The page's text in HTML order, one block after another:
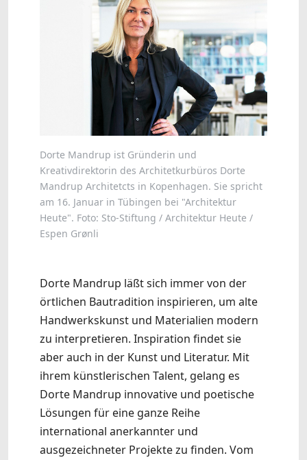
Dorte Mandrup ist Gründerin und
Kreativdirektorin des Architetkurbüros Dorte
Mandrup Architetcts in Kopenhagen. Sie spricht
am 16. Januar in Tübingen bei "Architektur
Heute". Foto: Sto-Stiftung / Architektur Heute /
Espen Grønli
Dorte Mandrup läßt sich immer von der
örtlichen Bautradition inspirieren, um alte
Handwerkskunst und Materialien modern
zu interpretieren. Inspiration findet sie
aber auch in der Kunst und Literatur. Mit
ihrem künstlerischen Talent, gelang es
Dorte Mandrup innovative und poetische
Lösungen für eine ganze Reihe
international anerkannter und
ausgezeichneter Projekte zu finden. Vom